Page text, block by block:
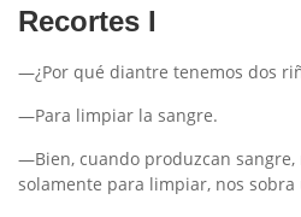
Recortes I
—¿Por qué diantre tenemos dos
—Para limpiar la sangre.
—Bien, cuando produzcan sangre,
solamente para limpiar, nos sobra